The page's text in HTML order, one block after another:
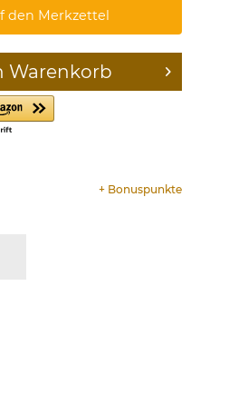
den Merkzettel
Warenkorb
+ Bonuspunkte